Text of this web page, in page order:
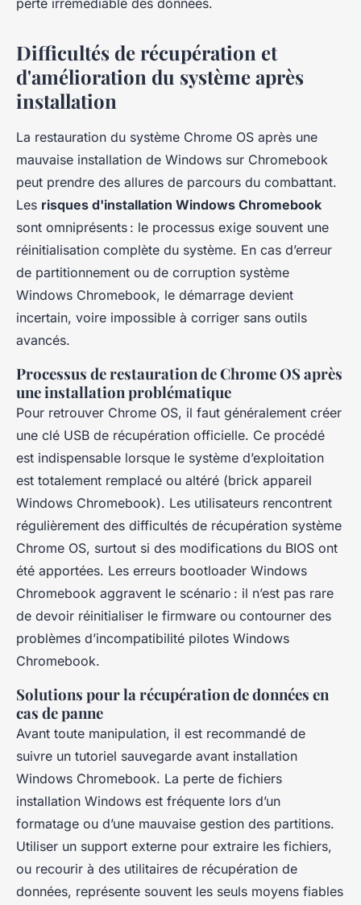
perte irrémédiable des données.
Difficultés de récupération et
d'amélioration du système après
installation
La restauration du système Chrome OS après une
mauvaise installation de Windows sur Chromebook
peut prendre des allures de parcours du combattant.
Les risques d'installation Windows Chromebook
sont omniprésents : le processus exige souvent une
réinitialisation complète du système. En cas d’erreur
de partitionnement ou de corruption système
Windows Chromebook, le démarrage devient
incertain, voire impossible à corriger sans outils
avancés.
Processus de restauration de Chrome OS après
une installation problématique
Pour retrouver Chrome OS, il faut généralement créer
une clé USB de récupération officielle. Ce procédé
est indispensable lorsque le système d’exploitation
est totalement remplacé ou altéré (brick appareil
Windows Chromebook). Les utilisateurs rencontrent
régulièrement des difficultés de récupération système
Chrome OS, surtout si des modifications du BIOS ont
été apportées. Les erreurs bootloader Windows
Chromebook aggravent le scénario : il n’est pas rare
de devoir réinitialiser le firmware ou contourner des
problèmes d’incompatibilité pilotes Windows
Chromebook.
Solutions pour la récupération de données en
cas de panne
Avant toute manipulation, il est recommandé de
suivre un tutoriel sauvegarde avant installation
Windows Chromebook. La perte de fichiers
installation Windows est fréquente lors d’un
formatage ou d’une mauvaise gestion des partitions.
Utiliser un support externe pour extraire les fichiers,
ou recourir à des utilitaires de récupération de
données, représente souvent les seuls moyens fiables